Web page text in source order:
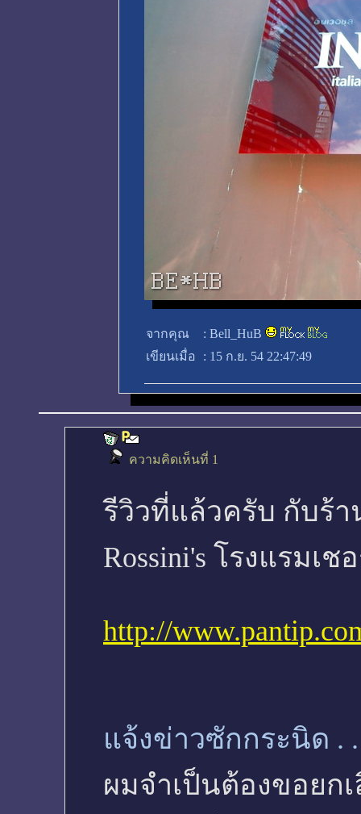
จากคุณ : Bell_HuB
เขียนเมื่อ
: 15 ก.ย. 54 22:47:49
ความคิดเห็นที่ 1
รีวิวที่แล้วครับ กับร้
Rossini's โรงแรมเ
http://
แจ้งข่าวซักกระนิด . .
ผมจำเป็นต้องขอยก